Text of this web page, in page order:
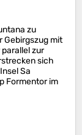
zu
Gebirgszug mit
parallel zur
sich
Sa
Formentor im